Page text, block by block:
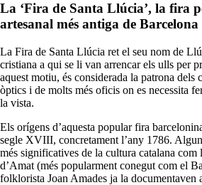
La ‘Fira de Santa Llúcia’, la fira
artesanal més antiga de Barcelona
La Fira de Santa Llúcia ret el seu nom de
cristiana a qui se li van arrencar els ulls per
aquest motiu, és considerada la patrona dels
òptics i de molts més oficis on es necessita
la vista.
Els orígens d’aquesta popular fira
segle XVIII, concretament l’any 1786.
més significatives de la cultura catalana com
d’Amat (més popularment conegut com el
folklorista Joan Amades ja la documentaven